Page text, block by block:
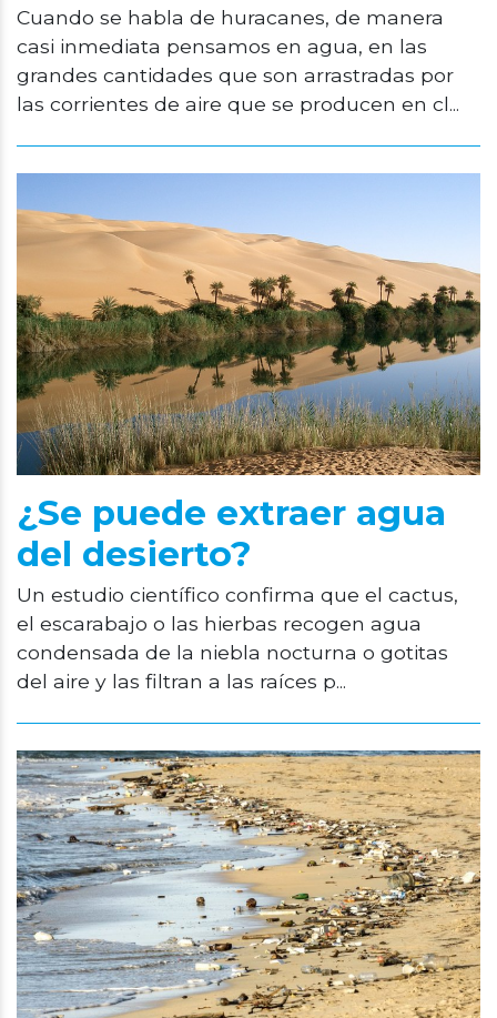
Cuando se habla de huracanes, de manera
casi inmediata pensamos en agua, en las
grandes cantidades que son arrastradas por
las corrientes de aire que se producen en cl...
¿Se puede extraer agua
del desierto?
Un estudio científico confirma que el cactus,
el escarabajo o las hierbas recogen agua
condensada de la niebla nocturna o gotitas
del aire y las filtran a las raíces p...